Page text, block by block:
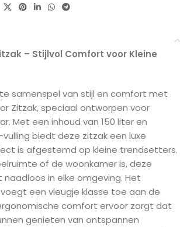
– Stijlvol Comfort voor Kleine
samenspel van stijl en comfort met
Zitzak, speciaal ontworpen voor
Met een inhoud van 150 liter en
vulling biedt deze zitzak een luxe
is afgestemd op kleine trendsetters.
of de woonkamer is, deze
in elke omgeving. Het
een vleugje klasse toe aan de
comfort ervoor zorgt dat
genieten van ontspannen